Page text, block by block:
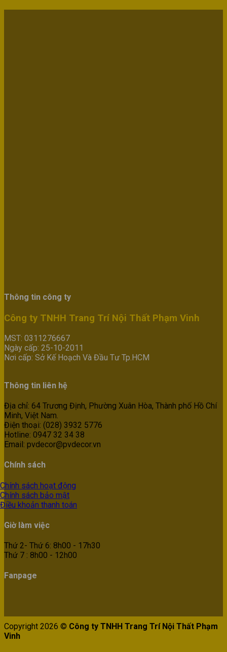
Thông tin công ty
Công ty TNHH Trang Trí Nội Thất Phạm Vinh
MST: 0311276667
Ngày cấp: 25-10-2011
Nơi cấp: Sở Kế Hoạch Và Đầu Tư Tp.HCM
Thông tin liên hệ
Địa chỉ: 64 Trương Định, Phường Xuân Hòa, Thành phố Hồ Chí
Minh, Việt Nam.
Điện thoại: (028) 3932 5776
Hotline: 0947 32 34 38
Email: pvdecor@pvdecor.vn
Chính sách
Chính sách hoạt động
Chính sách bảo mật
Điều khoản thanh toán
Giờ làm việc
Thứ 2- Thứ 6: 8h00 - 17h30
Thứ 7 : 8h00 - 12h00
Fanpage
Copyright 2026 © Công ty TNHH Trang Trí Nội Thất Phạm
Vinh